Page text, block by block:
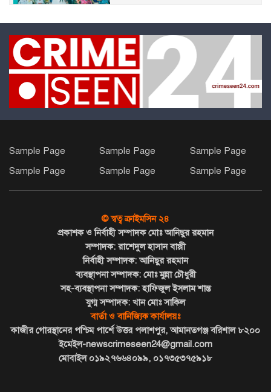
কলাপাড়ায় শিক্ষক নেতৃবৃন্দের সাথে
উপজেলা নির্বাহী অফিসারের মতবিনিময়
প্রাথমিক শিক্ষায় সেরাদের সেরা মঙ্গল সুখ
মডেল সরকারি প্রাথমিক বিদ্যালয়
বঙ্গোপসাগরে মাছধরা ট্রলারে জলদস্যুদের
মালামাল লুট
নবনির্বাচিত সভাপতি গোলাম সরোয়ার
পক্ষ থেকে সংসদ সদস্য আলতাফ হোসেন
চৌধুরীকে ফুলের শুভেচ্ছা
বিএনপি সভাপতির বিরুদ্ধে মিথ্যা সংবাদের
প্রতিবাদ ও ৪ সনাতনী পরিবারের
নিরাপত্তার দাবিতে সংবাদ সম্মেলন
কলাপাড়ায় চাষ বন্ধ করে দিয়ে ৭ লাখ
টাকা চাঁদা দাবীর অভিযোগ কৃষকের
Sample Page Sample Page
Sample Page
Sample Page
Sample Page Sample Page
© স্বত্ব ক্রাইমসিন ২৪
প্রকাশক ও নির্বাহী সম্পাদক মোঃ আনিছুর রহমান
সম্পাদক: রাশেদুল হাসান বাপ্পী
নির্বাহী সম্পাদক: আনিছুর রহমান
ব্যবস্থাপনা সম্পাদক: মোঃ মুন্না চৌধুরী
সহ-ব্যবস্থাপনা সম্পাদক: হাফিজুল ইসলাম শান্ত
যুগ্ম সম্পাদক: খান মোঃ সাকিল
বার্তা ও বানিজ্যিক কার্যালয়ঃ
কাজীর গোরস্থানের পশ্চিম পার্শে উত্তর পলাশপুর, আমানতগঞ্জ বরিশাল ৮২০০
ইমেইল-newscrimeseen24@gmail.com
মোবাইল ০১৯২৭৬৬৪০৯৯, ০১৭৩৫৩৭৫৯১৮